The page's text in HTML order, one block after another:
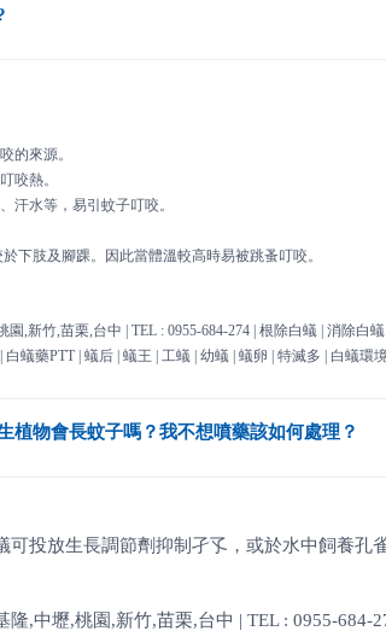
的來源。
咬熱。
汗水等，易引蚊子叮咬。
下肢及腳踝。因此當體溫較高時易被跳蚤叮咬。
,新竹,苗栗,台中 | TEL : 0955-684-274 | 根除白蟻 | 消除
蟻藥PTT | 蟻后 | 蟻王 | 工蟻 | 幼蟻 | 蟻卵 | 特滅多 | 白蟻
物會長蚊子嗎？我不想噴藥該如何處理？
投放生長調節劑抑制孑孓，或於水中飼養孔
隆,中壢,桃園,新竹,苗栗,台中 | TEL : 0955-